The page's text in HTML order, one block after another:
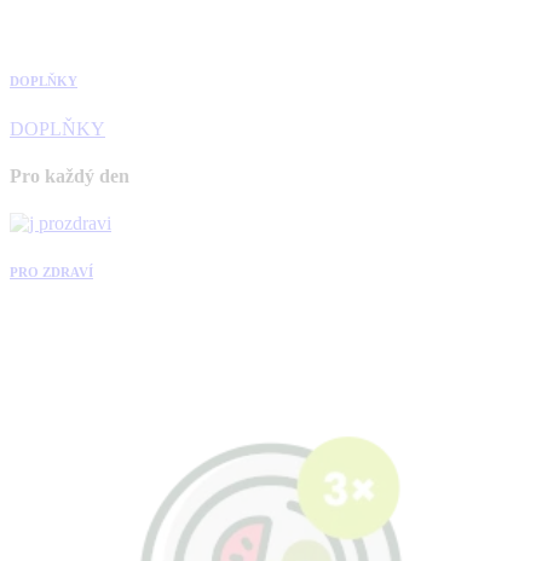
DOPLŇKY
DOPLŇKY
Pro každý den
PRO ZDRAVÍ